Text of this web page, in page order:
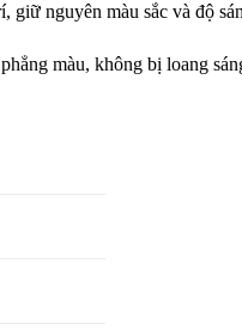
giữ nguyên màu sắc và độ
màu, không bị loang